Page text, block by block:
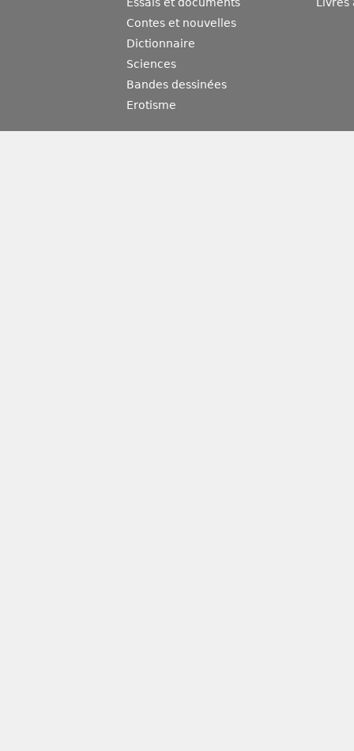
Essais et documents
Contes et nouvelles
Dictionnaire
Sciences
Bandes dessinées
Erotisme
Livres